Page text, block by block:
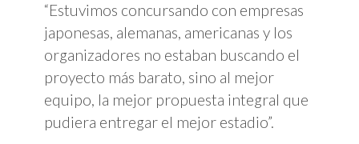
“Estuvimos concursando con empresas
japonesas, alemanas, americanas y los
organizadores no estaban buscando el
proyecto más barato, sino al mejor
equipo, la mejor propuesta integral que
pudiera entregar el mejor estadio”.